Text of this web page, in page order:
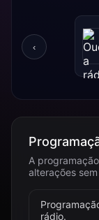
‹
A
alterações
rádio.